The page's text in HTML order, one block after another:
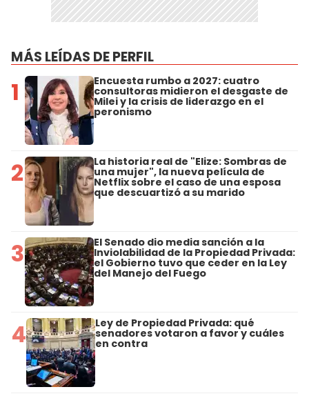
MÁS LEÍDAS DE PERFIL
1 Encuesta rumbo a 2027: cuatro
consultoras midieron el desgaste de
Milei y la crisis de liderazgo en el
peronismo
2 La historia real de "Elize: Sombras de
una mujer", la nueva película de
Netflix sobre el caso de una esposa
que descuartizó a su marido
3 El Senado dio media sanción a la
Inviolabilidad de la Propiedad Privada:
el Gobierno tuvo que ceder en la Ley
del Manejo del Fuego
4 Ley de Propiedad Privada: qué
senadores votaron a favor y cuáles
en contra